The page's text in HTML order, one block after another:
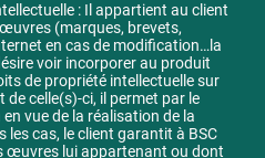
: Il appartient au client
(marques, brevets,
en cas de modification…la
voir incorporer au produit
de propriété intellectuelle sur
de celle(s)-ci, il permet par le
vue de la réalisation de la
cas, le client garantit à BSC
œuvres lui appartenant ou dont